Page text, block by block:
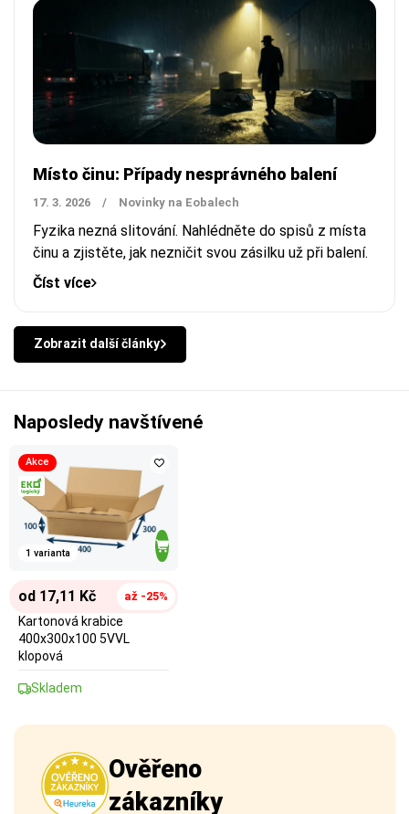
Místo činu: Případy nesprávného balení
17. 3. 2026 / Novinky na Eobalech
Fyzika nezná slitování. Nahlédněte do spisů z místa
činu a zjistěte, jak nezničit svou zásilku už při balení.
Číst více
Zobrazit další články
Naposledy navštívené
Akce
1 varianta
od 17,11 Kč až -25%
Kartonová krabice
400x300x100 5VVL
klopová
Skladem
Ověřeno
zákazníky